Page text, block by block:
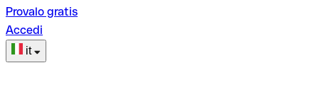
Provalo gratis
Accedi
it